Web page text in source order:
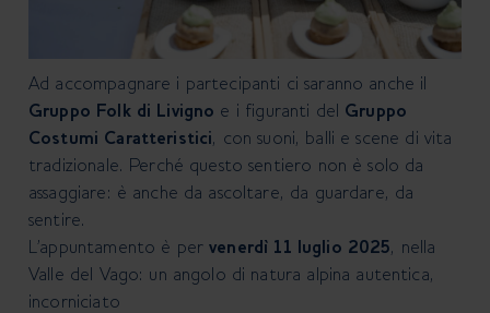
Ad accompagnare i partecipanti ci saranno anche il
Gruppo Folk di Livigno e i figuranti del Gruppo
Costumi Caratteristici, con suoni, balli e scene di vita
tradizionale. Perché questo sentiero non è solo da
assaggiare: è anche da ascoltare, da guardare, da
sentire.
L’appuntamento è pervenerdì 11 luglio 2025, nella
Valle del Vago: un angolo di natura alpina autentica,
incorniciato